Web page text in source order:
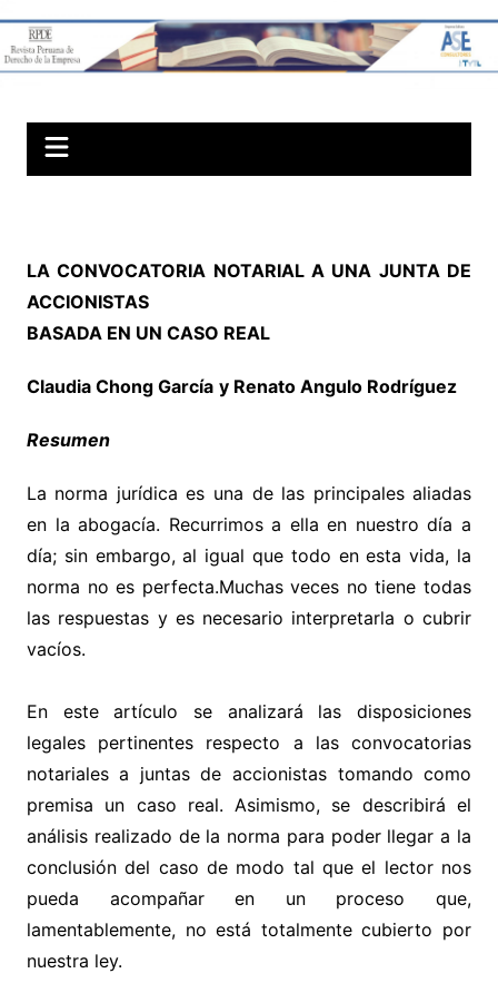
content
Revista Peruana
Societarios
LA CONVOCATORIA NOTARIAL A UNA JUNTA DE
ACCIONISTAS
BASADA EN UN CASO REAL
Claudia Chong García y Renato Angulo Rodríguez
Resumen
La norma jurídica es una de las principales aliadas
en la abogacía. Recurrimos a ella en nuestro día a
día; sin embargo, al igual que todo en esta vida, la
norma no es perfecta.Muchas veces no tiene todas
las respuestas y es necesario interpretarla o cubrir
vacíos.
En este artículo se analizará las disposiciones
legales pertinentes respecto a las convocatorias
notariales a juntas de accionistas tomando como
premisa un caso real. Asimismo, se describirá el
análisis realizado de la norma para poder llegar a la
conclusión del caso de modo tal que el lector nos
pueda acompañar en un proceso que,
lamentablemente, no está totalmente cubierto por
nuestra ley.